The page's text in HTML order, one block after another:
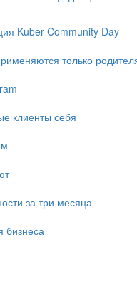
Kuber Community Day
только
клиенты себя
за три месяца
бизнеса